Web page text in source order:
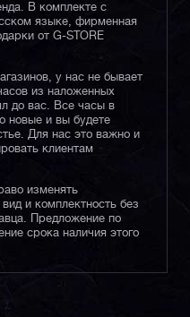
В комплекте с
языке, фирменная
от G-STORE
у нас не бывает
из наложенных
до вас. Все часы в
новые и вы будете
Для нас это важно и
клиентам
изменять
и комплектность без
Предложение по
срока наличия этого